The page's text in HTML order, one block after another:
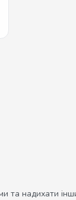
та надихати